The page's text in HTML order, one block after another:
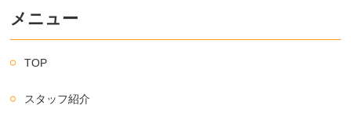
メニュー
TOP
スタッフ紹介